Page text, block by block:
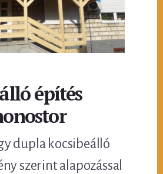
építés
dupla kocsibeálló
szerint alapozással